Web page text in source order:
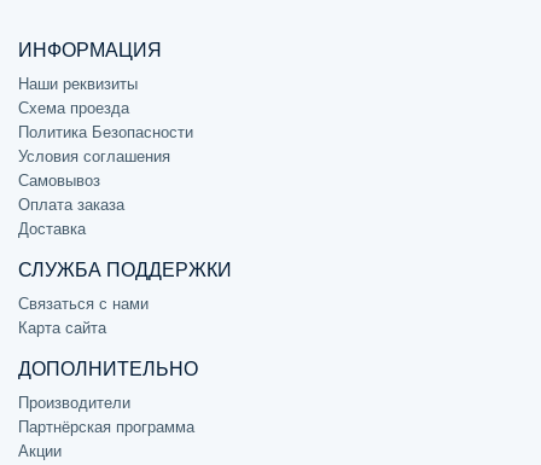
ИНФОРМАЦИЯ
Наши реквизиты
Схема проезда
Политика Безопасности
Условия соглашения
Самовывоз
Оплата заказа
Доставка
СЛУЖБА ПОДДЕРЖКИ
Связаться с нами
Карта сайта
ДОПОЛНИТЕЛЬНО
Производители
Партнёрская программа
Акции